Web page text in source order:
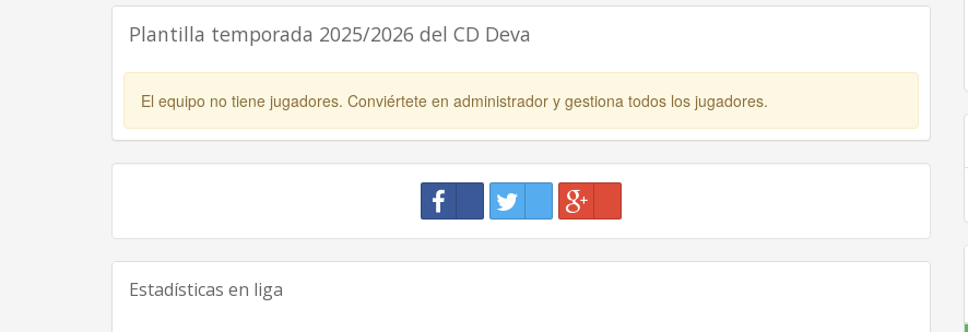
Plantilla temporada 2025/2026 del CD Deva
El equipo no tiene jugadores. Conviértete en administrador y gestiona todos los jugadores.
Estadísticas en liga